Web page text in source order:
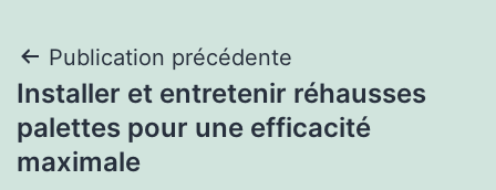
Navigation
de
l’article
Publication précédente
Installer et entretenir réhausses
palettes pour une efficacité
maximale